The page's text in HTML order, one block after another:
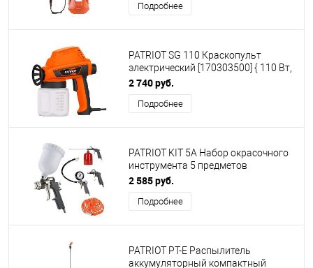
Подробнее
PATRIOT SG 110 Краскопульт
электрический [170303500] { 110 Вт,
300 мл/мин, 60 DIN/сек, 1,4 кг }
2 740 руб.
Подробнее
PATRIOT KIT 5A Набор окрасочного
инструмента 5 предметов
быстросъем [830901060]
2 585 руб.
Подробнее
PATRIOT PT-E Распылитель
аккумуляторный компактный